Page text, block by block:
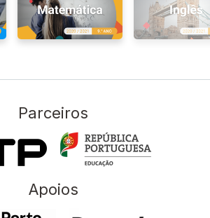
Parceiros
Apoios